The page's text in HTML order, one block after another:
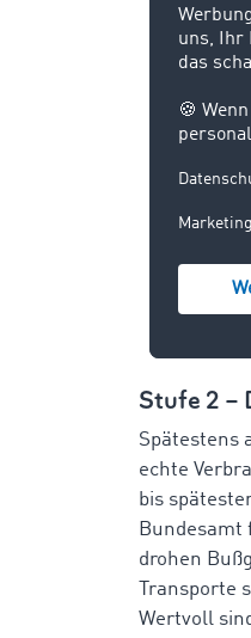
und
z.B.
Stufe 2 –
Spätestens
echte
bis
Bundesamt
drohen
Transporte
Wertvoll